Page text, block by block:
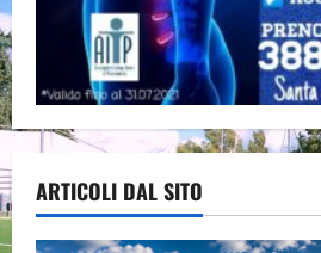
ARTICOLI DAL SITO